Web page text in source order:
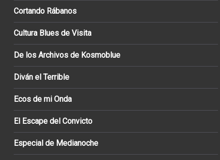
Cortando Rábanos
Cultura Blues de Visita
De los Archivos de Kosmoblue
Diván el Terrible
Ecos de mi Onda
El Escape del Convicto
Especial de Medianoche